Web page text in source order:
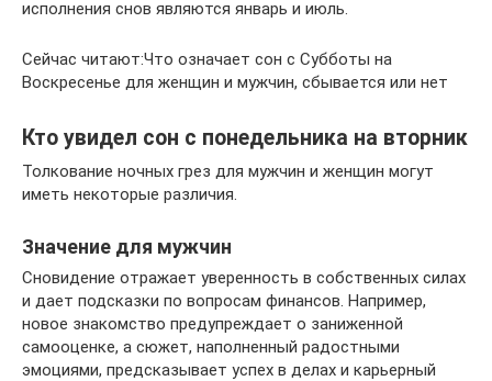
исполнения снов являются январь и июль.
Сейчас читают:Что означает сон с Субботы на
Воскресенье для женщин и мужчин, сбывается или нет
Кто увидел сон с понедельника на вторник
Толкование ночных грез для мужчин и женщин могут
иметь некоторые различия.
Значение для мужчин
Сновидение отражает уверенность в собственных силах
и дает подсказки по вопросам финансов. Например,
новое знакомство предупреждает о заниженной
самооценке, а сюжет, наполненный радостными
эмоциями, предсказывает успех в делах и карьерный